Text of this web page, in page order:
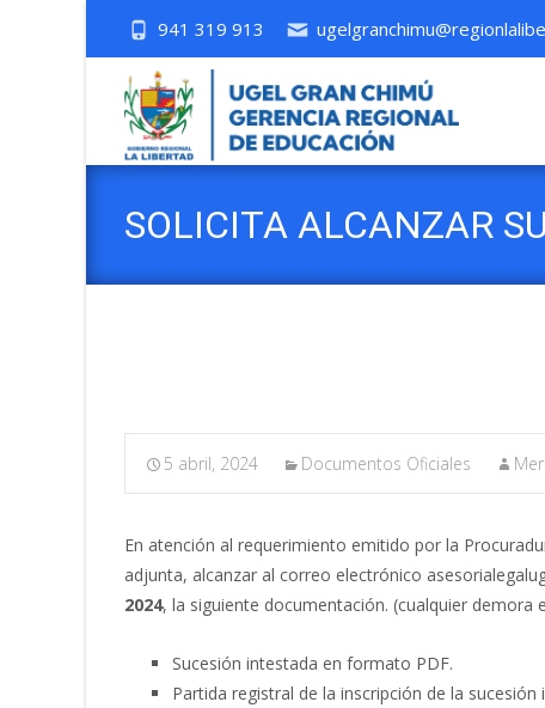
941 319 913
SOLICITA ALCANZAR
5 abril, 2024 Documentos Oficiales
En atención al requerimiento emitido por la
adjunta, alcanzar al correo electrónico
2024, la siguiente documentación. (cualquier demora
Sucesión intestada en formato PDF.
Partida registral de la inscripción de la